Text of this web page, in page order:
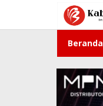
konten
Beranda